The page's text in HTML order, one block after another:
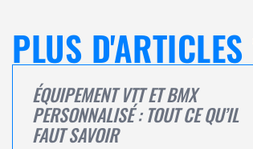
PLUS
ÉQUIPEMENT VTT ET BMX
PERSONNALISÉ : TOUT CE QU’IL
FAUT SAVOIR